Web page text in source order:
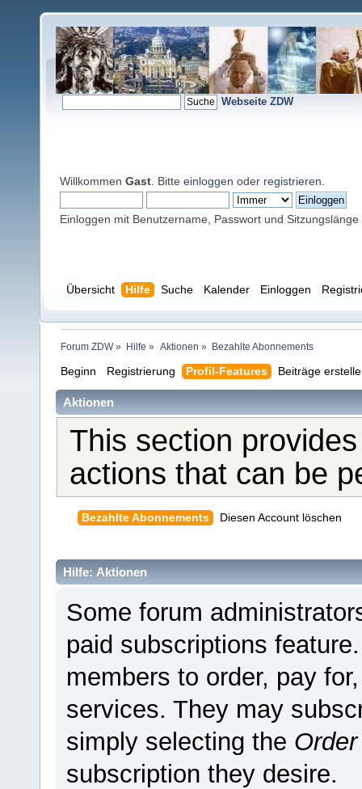
Webseite ZDW
Willkommen Gast . Bitte einloggen oder registrieren
Einloggen mit Benutzername, Passwort und Sitzungslänge
Übersicht Hilfe Suche Kalender Einloggen
Forum ZDW» Hilfe » Aktionen » Bezahlte Abonnements
Beginn Registrierung Profil-Features Beiträge
Aktionen
This section
actions that can be
Bezahlte Abonnements Diesen Account löschen
Hilfe: Aktionen
Some forum
paid subscriptions
members to order, pay
services. They may
simply selecting the Order
subscription they desire.